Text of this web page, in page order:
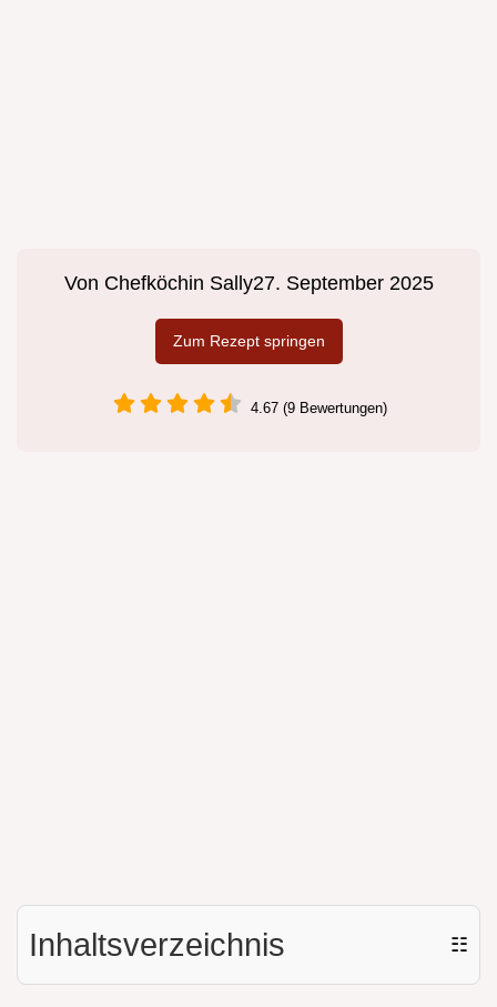
Von Chefköchin Sally27. September 2025
Zum Rezept springen
4.67 (9 Bewertungen)
Inhaltsverzeichnis ☷